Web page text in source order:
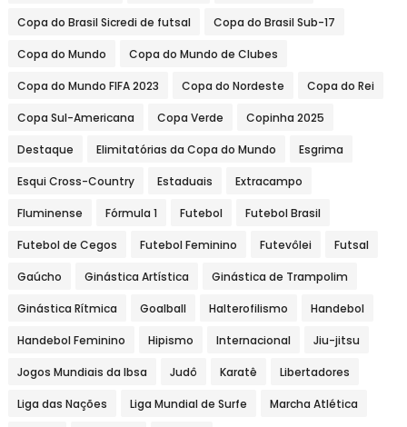
Copa do Brasil Sicredi de futsal Copa do Brasil Sub-17
Copa do Mundo Copa do Mundo de Clubes
Copa do Mundo FIFA 2023 Copa do Nordeste Copa do Rei
Copa Sul-Americana Copa Verde Copinha 2025
Destaque Elimitatórias da Copa do Mundo Esgrima
Esqui Cross-Country Estaduais Extracampo
Fluminense Fórmula 1 Futebol Futebol Brasil
Futebol de Cegos Futebol Feminino Futevôlei Futsal
Gaúcho Ginástica Artística Ginástica de Trampolim
Ginástica Rítmica Goalball Halterofilismo Handebol
Handebol Feminino Hipismo Internacional Jiu-jitsu
Jogos Mundiais da Ibsa Judô Karatê Libertadores
Liga das Nações Liga Mundial de Surfe Marcha Atlética